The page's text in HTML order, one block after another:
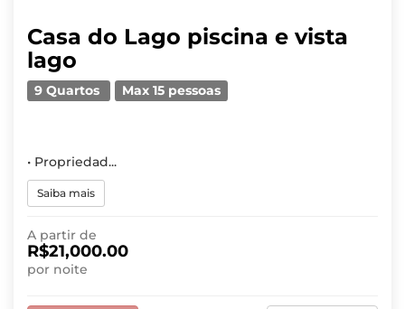
Casa do Lago piscina e vista
lago
9 Quartos Max 15 pessoas
• Propriedad...
Saiba mais
A partir de
R$21,000.00
por noite